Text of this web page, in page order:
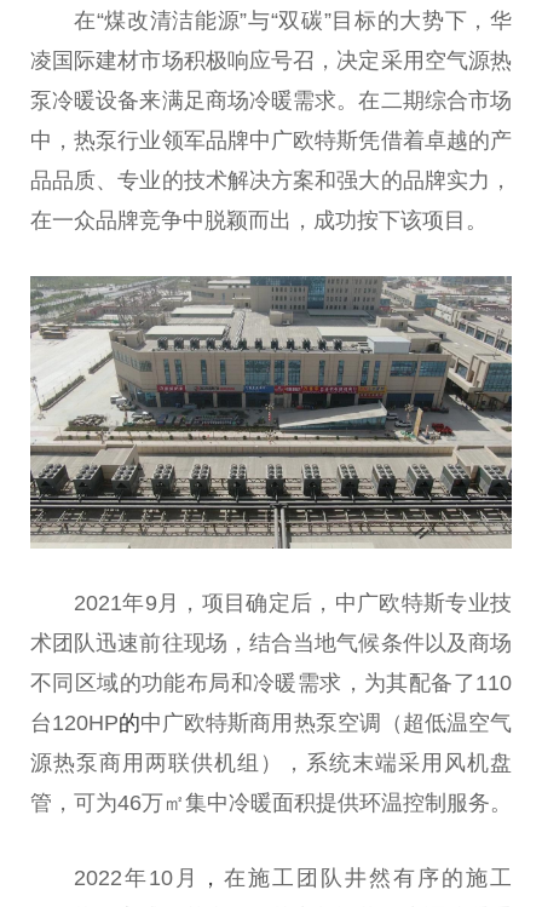
在“煤改清洁能源”与“双碳”目标的大势下，华
凌国际建材市场积极响应号召，决定采用空气源热
泵冷暖设备来满足商场冷暖需求。在二期综合市场
中，热泵行业领军品牌中广欧特斯凭借着卓越的产
品品质、专业的技术解决方案和强大的品牌实力，
在一众品牌竞争中脱颖而出，成功按下该项目。
2021年9月，项目确定后，中广欧特斯专业技
术团队迅速前往现场，结合当地气候条件以及商场
不同区域的功能布局和冷暖需求，为其配备了110
台120HP的中广欧特斯商用热泵空调（超低温空气
源热泵商用两联供机组），系统末端采用风机盘
管，可为46万㎡集中冷暖面积提供环温控制服务。
2022年10月 ， 在施工团队井然有序的施工